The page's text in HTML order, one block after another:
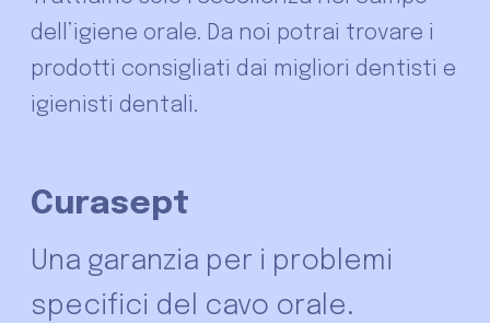
dell’igiene orale. Da noi potrai trovare i
prodotti consigliati dai migliori dentisti e
igienisti dentali.
Curasept
Una garanzia per i problemi
specifici del cavo orale.